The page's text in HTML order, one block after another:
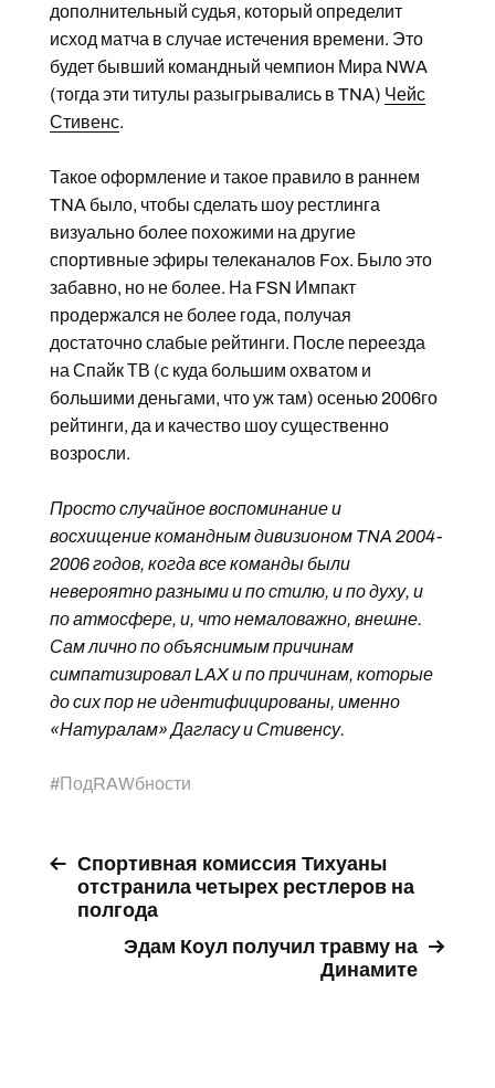
дополнительный судья, который определит
исход матча в случае истечения времени. Это
будет бывший командный чемпион Мира NWA
(тогда эти титулы разыгрывались в TNA) Чейс
Стивенс.
Такое оформление и такое правило в раннем
TNA было, чтобы сделать шоу рестлинга
визуально более похожими на другие
спортивные эфиры телеканалов Fox. Было это
забавно, но не более. На FSN Импакт
продержался не более года, получая
достаточно слабые рейтинги. После переезда
на Спайк ТВ (с куда большим охватом и
большими деньгами, что уж там) осенью 2006го
рейтинги, да и качество шоу существенно
возросли.
Просто случайное воспоминание и
восхищение командным дивизионом TNA 2004-
2006 годов, когда все команды были
невероятно разными и по стилю, и по духу, и
по атмосфере, и, что немаловажно, внешне.
Сам лично по объяснимым причинам
симпатизировал LAX и по причинам, которые
до сих пор не идентифицированы, именно
«Натуралам» Дагласу и Стивенсу.
#ПодRAWбности
Спортивная комиссия Тихуаны
отстранила четырех рестлеров на
полгода
Эдам Коул получил травму на
Динамите